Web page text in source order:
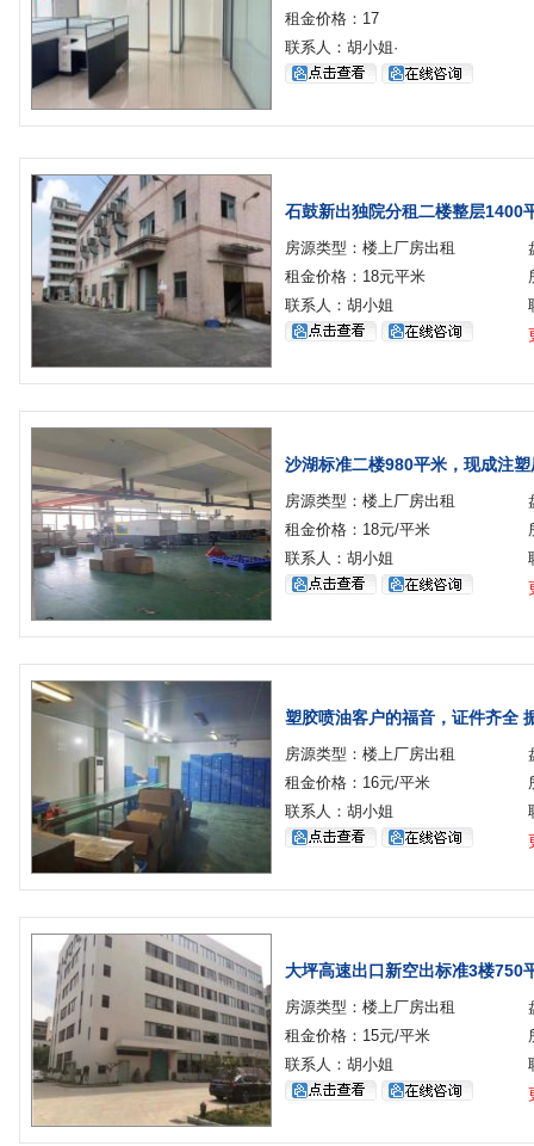
租金价格：17
联系人：胡小姐·
石鼓新出独院分租二楼整层1400
房源类型：楼上厂房出租
租金价格：18元平米
联系人：胡小姐
沙湖标准二楼980平米，现成注
房源类型：楼上厂房出租
租金价格：18元/平米
联系人：胡小姐
塑胶喷油客户的福音，证件齐全
房源类型：楼上厂房出租
租金价格：16元/平米
联系人：胡小姐
大坪高速出口新空出标准3楼750
房源类型：楼上厂房出租
租金价格：15元/平米
联系人：胡小姐